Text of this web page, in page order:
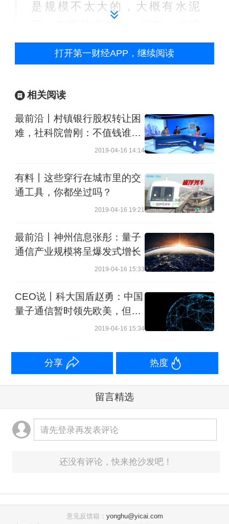
是规模不太大的，大概有水泥
材厂等等。我们组成了一个小小
的小产业园，来供应当地的市
不是圈很多地在那去做，而是实
事求是。
二是我们做了10个海外仓，海外
仓是什么意思呢？在迪拜、俄罗
斯、坦桑尼亚我们建了海外仓，
主要是把中国的建筑材料能够运
的，包括各省市的很多的材料也
都放在那个地方。
三是我们跟“一带一路”建了10个国
际实验室。很多“一带一路”的国家
它们往往没有标准，水泥生产出
来合不合适不知道，所以也做了
这些工作。
那么还有三个一呢？一个是我们
做100家建材连锁，相对在非洲、
南太地区建立小型的建材连锁，
国内的建材连锁我们和B&Q合资
了两千平米、三千平米的小店是
打开第一财经APP，继续阅读
相关阅读
最前沿丨村镇银行股权转让困
难，社科院曾刚：不值钱谁
2019-04-16 14:14
有料丨这些穿行在城市里的交
通工具，你都坐过吗？
2019-04-16 19:21
最前沿丨神州信息张彤：量子
通信产业规模将呈爆发式增长
2019-04-16 15:33
CEO说丨科大国盾赵勇：中国
量子通信暂时领先欧美，但不
2019-04-16 15:34
分享 热度
留言精选
请先登录再发表评论
还没有评论，快来抢沙发吧！
意见反馈箱： yonghu@yicai.com